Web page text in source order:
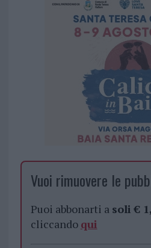
Vuoi rimuovere le
Puoi abbonarti a soli €
cliccando qui